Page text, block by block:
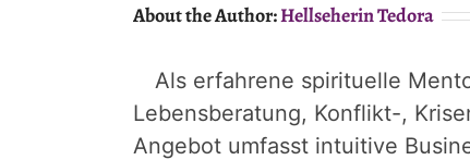
About the Author:Hellseherin Tedora
Als erfahrene spirituelle
Lebensberatung, Konflikt-,
Angebot umfasst intuitive